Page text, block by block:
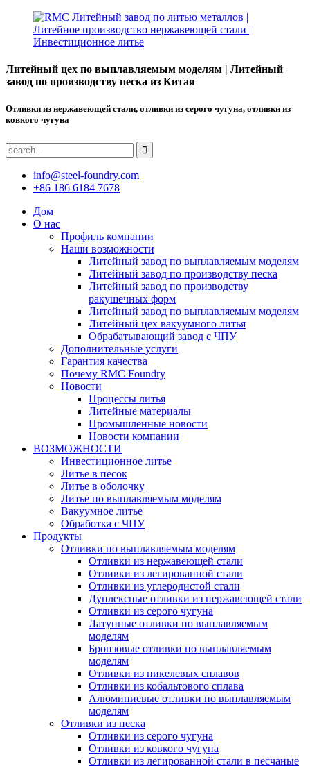
Литейный цех по выплавляемым моделям | Литейный
завод по производству песка из Китая
Отливки из нержавеющей стали, отливки из серого чугуна, отливки из
ковкого чугуна
info@steel-foundry.com
+86 186 6184 7678
Дом
О нас
Профиль компании
Наши возможности
Литейный завод по выплавляемым моделям
Литейный завод по производству песка
Литейный завод по производству
ракушечных форм
Литейный завод по выплавляемым моделям
Литейный цех вакуумного литья
Обрабатывающий завод с ЧПУ
Дополнительные услуги
Гарантия качества
Почему RMC Foundry
Новости
Процессы литья
Литейные материалы
Промышленные новости
Новости компании
ВОЗМОЖНОСТИ
Инвестиционное литье
Литье в песок
Литье в оболочку
Литье по выплавляемым моделям
Вакуумное литье
Обработка с ЧПУ
Продукты
Отливки по выплавляемым моделям
Отливки из нержавеющей стали
Отливки из легированной стали
Отливки из углеродистой стали
Дуплексные отливки из нержавеющей стали
Отливки из серого чугуна
Латунные отливки по выплавляемым
моделям
Бронзовые отливки по выплавляемым
моделям
Отливки из никелевых сплавов
Отливки из кобальтового сплава
Алюминиевые отливки по выплавляемым
моделям
Отливки из песка
Отливки из серого чугуна
Отливки из ковкого чугуна
Отливки из легированной стали в песчаные